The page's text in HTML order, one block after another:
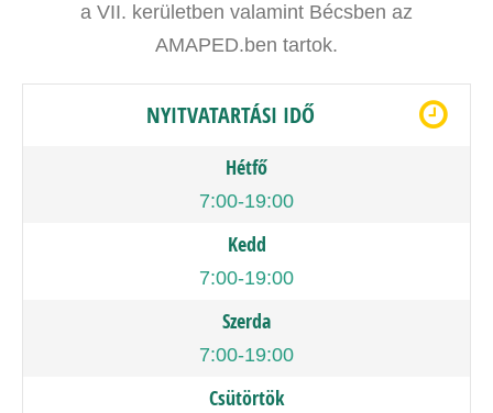
a VII. kerületben valamint Bécsben az
AMAPED.ben tartok.
NYITVATARTÁSI IDŐ
Hétfő
7:00-19:00
Kedd
7:00-19:00
Szerda
7:00-19:00
Csütörtök